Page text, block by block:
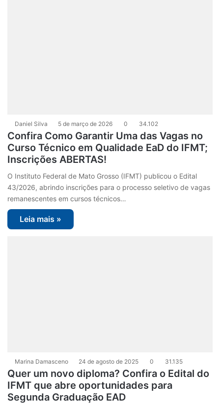
Daniel Silva 5 de março de 2026 0 34.102
Confira Como Garantir Uma das Vagas no
Curso Técnico em Qualidade EaD do IFMT;
Inscrições ABERTAS!
O Instituto Federal de Mato Grosso (IFMT) publicou o Edital
43/2026, abrindo inscrições para o processo seletivo de vagas
remanescentes em cursos técnicos…
Leia mais »
Marina Damasceno 24 de agosto de 2025 0 31.135
Quer um novo diploma? Confira o Edital do
IFMT que abre oportunidades para
Segunda Graduação EAD